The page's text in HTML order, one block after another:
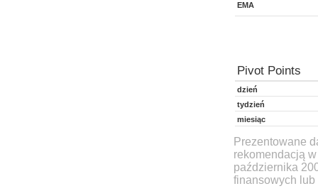
EMA
Pivot Points
dzień
tydzień
miesiąc
Prezentowane
rekomendacją
października
finansowych lub